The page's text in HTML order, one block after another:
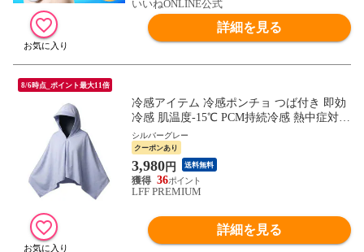
いいねONLINE公式
詳細を見る
8/6時点_ポイント最大11倍
冷感アイテム 冷感ポンチョ つば付き 即効
冷感 肌温度-15℃ PCM持続冷感 熱中症対策
暑さ対策 暑さ対策グッズ 冷感グッズ 冷感
冷却 UVカット 紫外線対策 クーリング ひ
んやりグッズ FRESH SWITCH フレッシュ
スイッチ
シルバーグレー
クーポンあり
3,980円 送料無料
36
LFF PREMIUM
詳細を見る